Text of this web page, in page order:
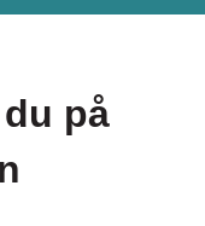
på